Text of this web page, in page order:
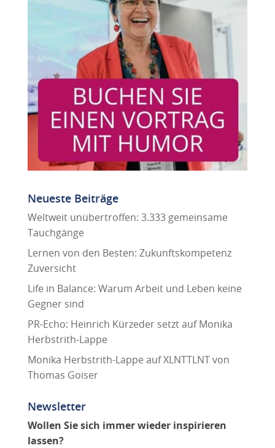
Neueste Beiträge
Weltweit unübertroffen: 3.333 gemeinsame
Tauchgänge
Lernen von den Besten: Zukunftskompetenz
Zuversicht
Life in Balance: Warum Arbeit und Leben keine
Gegner sind
PR-Echo: Heinrich Kürzeder setzt auf Monika
Herbstrith-Lappe
Monika Herbstrith-Lappe auf XLNTTLNT von
Thomas Goiser
Newsletter
Wollen Sie sich immer wieder inspirieren
lassen?